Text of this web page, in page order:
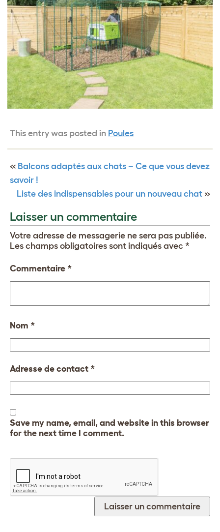
This entry was posted in Poules
« Balcons adaptés aux chats – Ce que vous devez
savoir !
Liste des indispensables pour un nouveau chat »
Laisser un commentaire
Votre adresse de messagerie ne sera pas publiée.
Les champs obligatoires sont indiqués avec *
Commentaire *
Nom *
Adresse de contact *
Save my name, email, and website in this browser
for the next time I comment.